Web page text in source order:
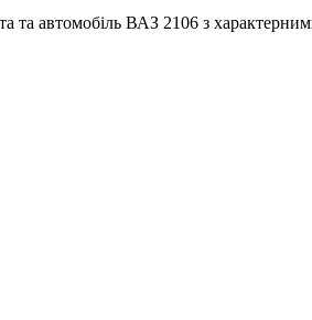
та автомобіль ВАЗ 2106 з